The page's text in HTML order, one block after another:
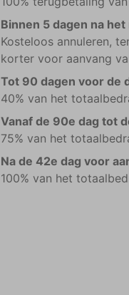
Binnen 5 dagen na
Kosteloos annuleren,
korter voor aanvang
Tot 90 dagen voor de
40% van het
Vanaf de 90e dag tot
75% van het
Na de 42e dag voor
100% van het